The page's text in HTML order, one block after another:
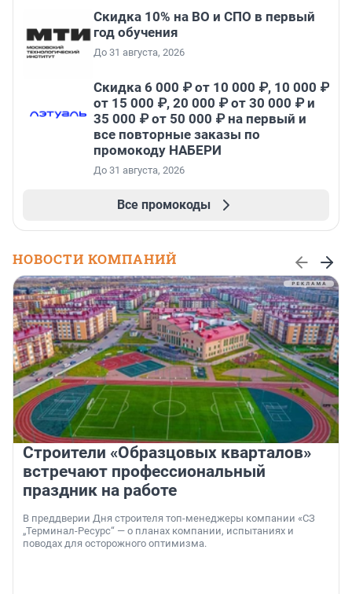
Скидка 10% на ВО и СПО в первый
год обучения
До 31 августа, 2026
Скидка 6 000 ₽ от 10 000 ₽, 10 000 ₽
от 15 000 ₽, 20 000 ₽ от 30 000 ₽ и
35 000 ₽ от 50 000 ₽ на первый и
все повторные заказы по
промокоду НАБЕРИ
До 31 августа, 2026
Все промокоды
НОВОСТИ КОМПАНИЙ
Строители «Образцовых кварталов»
встречают профессиональный
праздник на работе
В преддверии Дня строителя топ-менеджеры компании «СЗ
„Терминал-Ресурс“ — о планах компании, испытаниях и
поводах для осторожного оптимизма.